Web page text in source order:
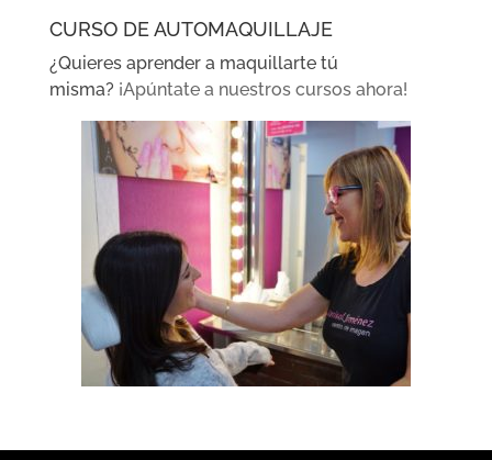
CURSO DE AUTOMAQUILLAJE
¿Quieres aprender a maquillarte tú
misma? ¡Apúntate a nuestros cursos ahora!